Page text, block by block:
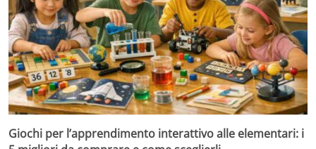
Giochi per l’apprendimento interattivo alle elementari: i